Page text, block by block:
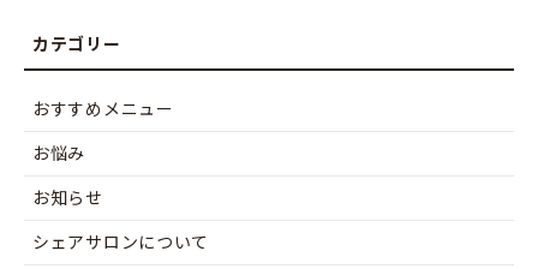
おすすめメニュー
お悩み
お知らせ
シェアサロンについて